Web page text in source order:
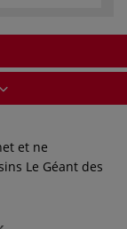
et ne
Le Géant des